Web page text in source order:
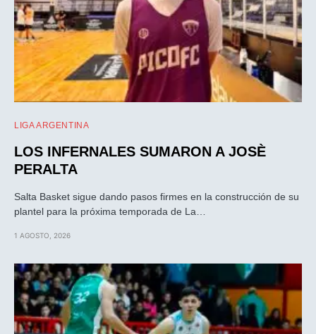
LIGA ARGENTINA
LOS INFERNALES SUMARON A JOSÈ
PERALTA
Salta Basket sigue dando pasos firmes en la construcción de su
plantel para la próxima temporada de La…
1 AGOSTO, 2026